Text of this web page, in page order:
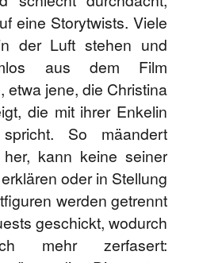
eine Storytwists. Viele
der Luft stehen und
aus dem Film
etwa jene, die Christina
die mit ihrer Enkelin
So mäandert
her, kann keine seiner
oder in Stellung
werden getrennt
geschickt, wodurch
mehr zerfasert: